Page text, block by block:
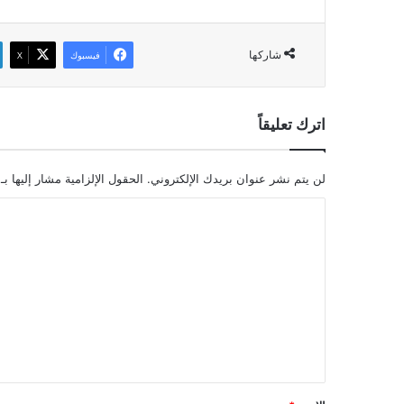
شاركها فيسبوك ‫X
اترك تعليقاً
لن يتم نشر عنوان بريدك الإلكتروني. الحقول الإلزامية مشار إليها بـ
*